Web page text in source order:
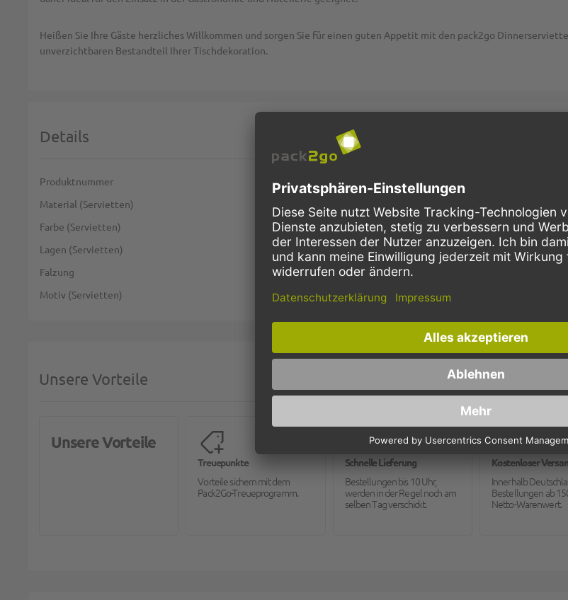
Heißen Sie Ihre Gäste herzliches Willkommen und sorgen Sie für einen guten Appetit mit den pack2go
unverzichtbaren Bestandteil Ihrer Tischdekoration.
Details
Weitere Informationen
Produktnummer
P2G6099
Material (Servietten)
Farbe (Servietten)
weiß
Lagen (Servietten)
1-lagig
Falzung
1/4 Falz
Motiv (Servietten)
Herzlich Willkommen & Guten Appetit
Unsere Vorteile
Unsere Vorteile
Treuepunkte
Vorteile sichern mit dem
Pack2Go-Treueprogramm.
Schnelle Lieferung
Bestellungen bis 10 Uhr,
werden in der Regel noch am
selben Tag verschickt.
Kostenloser
Innerhalb
Bestellungen ab
Netto-Warenwert.